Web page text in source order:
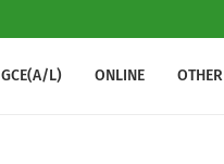
GCE(A/L) ONLINE OTHER